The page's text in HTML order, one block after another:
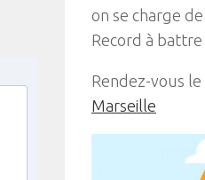
on se charge
Record à
Rendez-vous
Marseille